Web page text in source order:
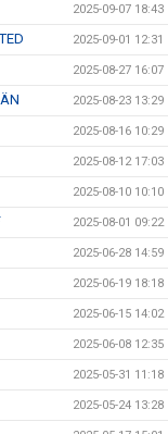
2025-09-07 18:43
2025-09-01 12:31
2025-08-27 16:07
2025-08-23 13:29
2025-08-16 10:29
2025-08-12 17:03
2025-08-10 10:10
2025-08-01 09:22
2025-06-28 14:59
2025-06-19 18:18
2025-06-15 14:02
2025-06-08 12:35
2025-05-31 11:18
2025-05-24 13:28